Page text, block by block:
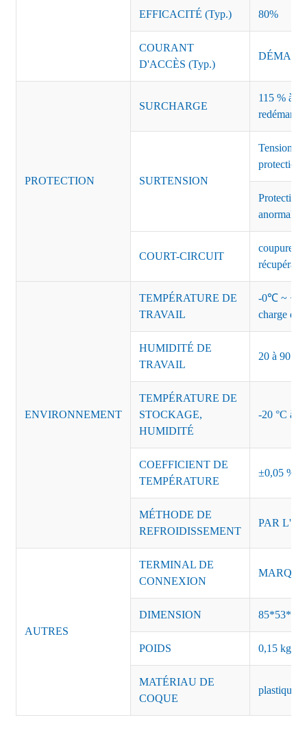
EFFICACITÉ (Typ.) 80%
COURANT
D'ACCÈS (Typ.)
PROTECTION
SURCHARGE
115 % à
SURTENSION
Tension
protection
Protection
anormales
COURT-CIRCUIT
coupure
ENVIRONNEMENT
TEMPÉRATURE DE
TRAVAIL
-0℃ ~
charge de
HUMIDITÉ DE
TRAVAIL
20 à 90 %
TEMPÉRATURE DE
STOCKAGE,
HUMIDITÉ
-20 °C à
COEFFICIENT DE
TEMPÉRATURE
±0,05 %/
MÉTHODE DE
REFROIDISSEMENT
PAR
AUTRES
TERMINAL DE
CONNEXION
DIMENSION 85*53*40
POIDS 0,15 kg/
MATÉRIAU DE
COQUE
plastique